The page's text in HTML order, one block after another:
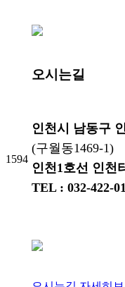
1594
오시는길
인천시 남동구
(구월동1469-1)
인천1호선 인천
TEL : 032-422-